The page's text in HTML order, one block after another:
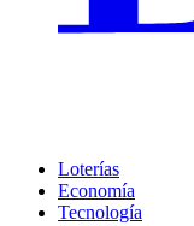
Loterías
Economía
Tecnología